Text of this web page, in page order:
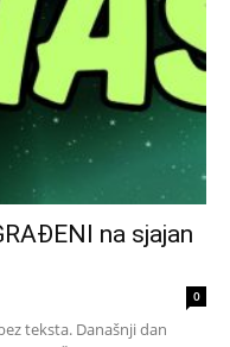
na sjajan
0
teksta. Današnji dan